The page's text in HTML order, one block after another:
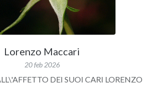
Lorenzo Maccari
20 feb 2026
DEI SUOI CARI LORENZO